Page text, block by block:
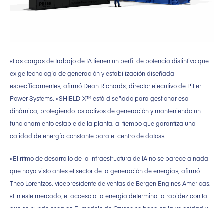
«Las cargas de trabajo de IA tienen un perfil de potencia distintivo que
exige tecnología de generación y estabilización diseñada
específicamente», afirmó Dean Richards, director ejecutivo de Piller
Power Systems. «SHIELD-X™ está diseñado para gestionar esa
dinámica, protegiendo los activos de generación y manteniendo un
funcionamiento estable de la planta, al tiempo que garantiza una
calidad de energía constante para el centro de datos».
«El ritmo de desarrollo de la infraestructura de IA no se parece a nada
que haya visto antes el sector de la generación de energía», afirmó
Theo Lorentzos, vicepresidente de ventas de Bergen Engines Americas.
«En este mercado, el acceso a la energía determina la rapidez con la